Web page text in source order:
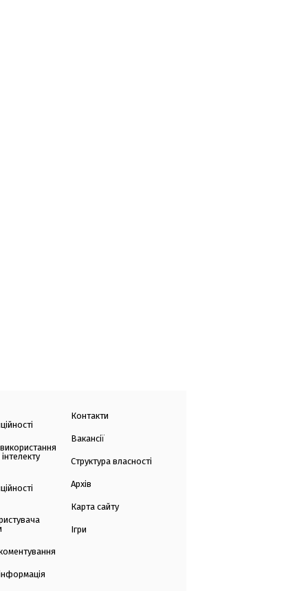
Контакти
Вакансії
Структура власності
Архів
Карта сайту
Ігри